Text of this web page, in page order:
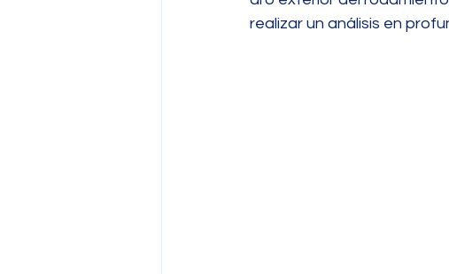
realizar un análisis en